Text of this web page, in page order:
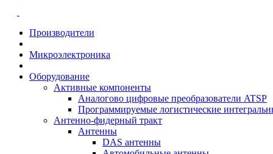
Производители
Микроэлектроника
Оборудование
Активные компоненты
Аналогово цифровые преобразователи ATSP
Программируемые логистические
Антенно-фидерный тракт
Антенны
DAS антенны